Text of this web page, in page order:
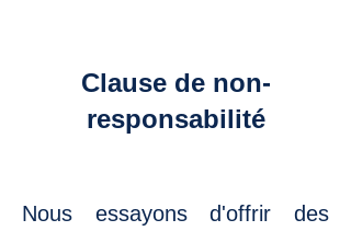
Clause de non-
responsabilité
Nous essayons d'offrir des